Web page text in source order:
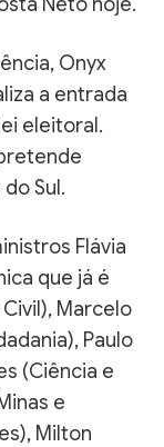
Onyx
a entrada
eleitoral.
Sul.
Flávia
que já é
Marcelo
Paulo
(Ciência e
e
Milton